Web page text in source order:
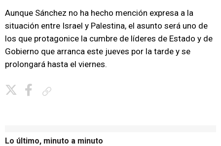
Aunque Sánchez no ha hecho mención expresa a la
situación entre Israel y Palestina, el asunto será uno de
los que protagonice la cumbre de líderes de Estado y de
Gobierno que arranca este jueves por la tarde y se
prolongará hasta el viernes.
Lo último, minuto a minuto